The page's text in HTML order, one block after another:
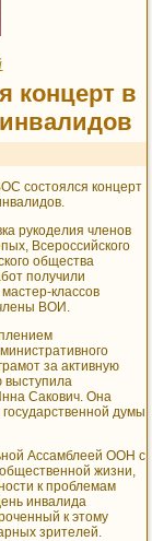
концерт в
состоялся концерт
рукоделия членов
Всероссийского
общества
получили
классов
ВОИ.
за активную
выступила
Сакович. Она
думы
Ассамблеей ООН с
жизни,
к проблемам
инвалида
к этому
зрителей.